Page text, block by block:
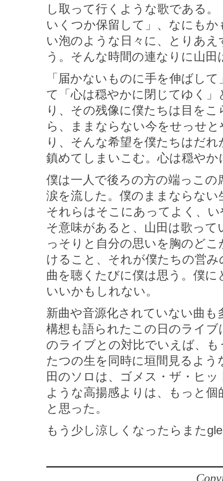
し取って行くような歌である
いくつか保留して」、なにも
い泡のような日々に、とりあ
う。そんな時間の連なりに山
「届かないものに手を伸ばし
て「心は穏やかに閉じてゆく
り、その残像に僕たちは目を
ら、ままならない今をせっせ
り、そんな希望を僕たちはだ
鎮めてしまいこむ。心は穏や
僕は一人で後ろの方の端っこ
涙を流した。僕のままならな
それらはそこにあってよく、
そ意味があると、山田は歌っ
っそりと自分の思いを胸のど
けること、それが僕たちの営
曲を聴くたびに僕は思う。僕
いいかもしれない。
新曲や音源化されていない曲
構想も語られたこの日のライ
のライブとの対比でいえば、
たつの生を同時に垣間見るよ
田のソロは、ゴメス・ザ・ヒ
ような高揚感よりは、もっと
と思った。
もう少し涼しくなったらまた